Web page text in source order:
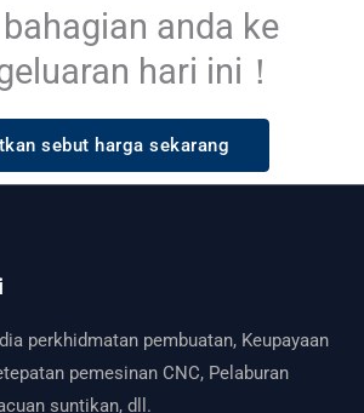
anda ke
hari ini！
sebut harga sekarang
perkhidmatan pembuatan, Keupayaan
pemesinan CNC, Pelaburan
suntikan, dll.